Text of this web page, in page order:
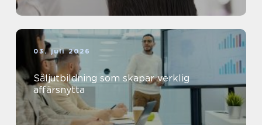
03. juli 2026
Säljutbildning som skapar verklig
affärsnytta